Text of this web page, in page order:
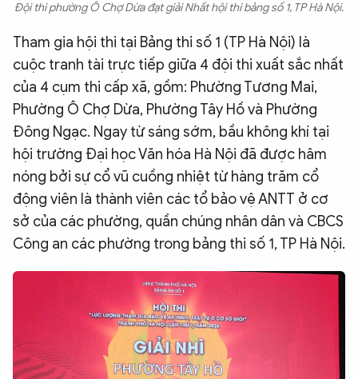
Đội thi phường Ô Chợ Dừa đạt giải Nhất hội thi bảng số 1, TP Hà Nội.
​Tham gia hội thi tại Bảng thi số 1 (TP Hà Nội) là
cuộc tranh tài trực tiếp giữa 4 đội thi xuất sắc nhất
của 4 cụm thi cấp xã, gồm: Phường Tương Mai,
Phường Ô Chợ Dừa, Phường Tây Hồ và Phường
Đông Ngạc. Ngay từ sáng sớm, bầu không khí tại
hội trường Đại học Văn hóa Hà Nội đã được hâm
nóng bởi sự cổ vũ cuồng nhiệt từ hàng trăm cổ
động viên là thành viên các tổ bảo vệ ANTT ở cơ
sở của các phường, quần chúng nhân dân và CBCS
Công an các phường trong bảng thi số 1, TP Hà Nội.